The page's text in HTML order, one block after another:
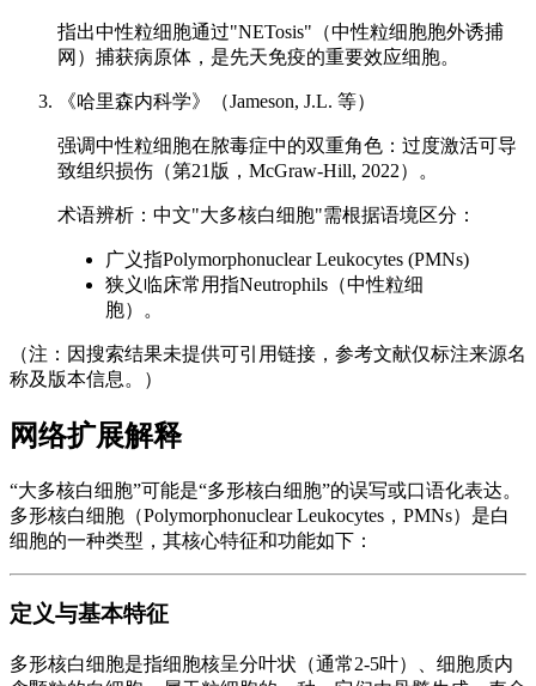
指出中性粒细胞通过"NETosis"（中性粒细胞胞外诱捕
网）捕获病原体，是先天免疫的重要效应细胞。
《哈里森内科学》（Jameson, J.L. 等）
强调中性粒细胞在脓毒症中的双重角色：过度激活可导
致组织损伤（第21版，McGraw-Hill, 2022）。
术语辨析：中文"大多核白细胞"需根据语境区分：
广义指Polymorphonuclear Leukocytes (PMNs)
狭义临床常用指Neutrophils（中性粒细
胞）。
（注：因搜索结果未提供可引用链接，参考文献仅标注来源名
称及版本信息。）
网络扩展解释
“大多核白细胞”可能是“多形核白细胞”的误写或口语化表达。
多形核白细胞（Polymorphonuclear Leukocytes，PMNs）是白
细胞的一种类型，其核心特征和功能如下：
定义与基本特征
多形核白细胞是指细胞核呈分叶状（通常2-5叶）、细胞质内